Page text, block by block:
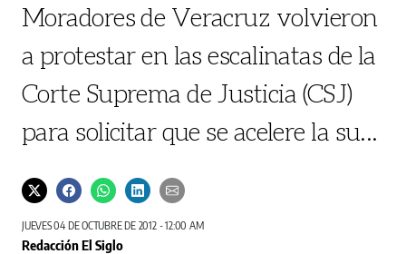
Moradores de Veracruz volvieron
a protestar en las escalinatas de la
Corte Suprema de Justicia (CSJ)
para solicitar que se acelere la su...
JUEVES 04 DE OCTUBRE DE 2012 - 12:00 AM
Redacción El Siglo